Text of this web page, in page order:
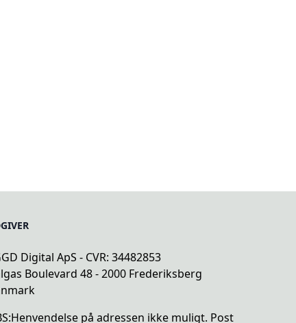
Digital ApS - CVR: 34482853
Boulevard 48 - 2000 Frederiksberg
Henvendelse på adressen ikke muligt. Post